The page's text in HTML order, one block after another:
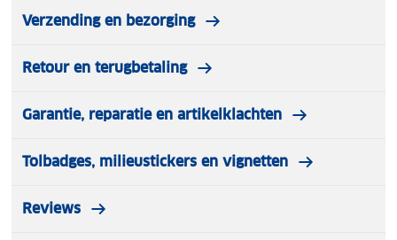
Verzending en bezorging
Retour en terugbetaling
Garantie, reparatie en artikelklachten
Tolbadges, milieustickers en vignetten
Reviews